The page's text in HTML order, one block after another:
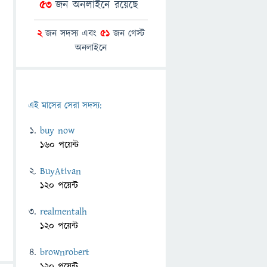
53জন অনলাইনে রয়েছে
2জন সদস্য এবং 51 জন গেস্ট
অনলাইনে
এই মাসের সেরা সদস্য:
buy now
160 পয়েন্ট
BuyAtivan
120 পয়েন্ট
realmentalh
120 পয়েন্ট
brownrobert